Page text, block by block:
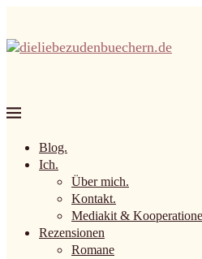
Blog.
Ich.
Über mich.
Kontakt.
Mediakit &
Rezensionen
Romane